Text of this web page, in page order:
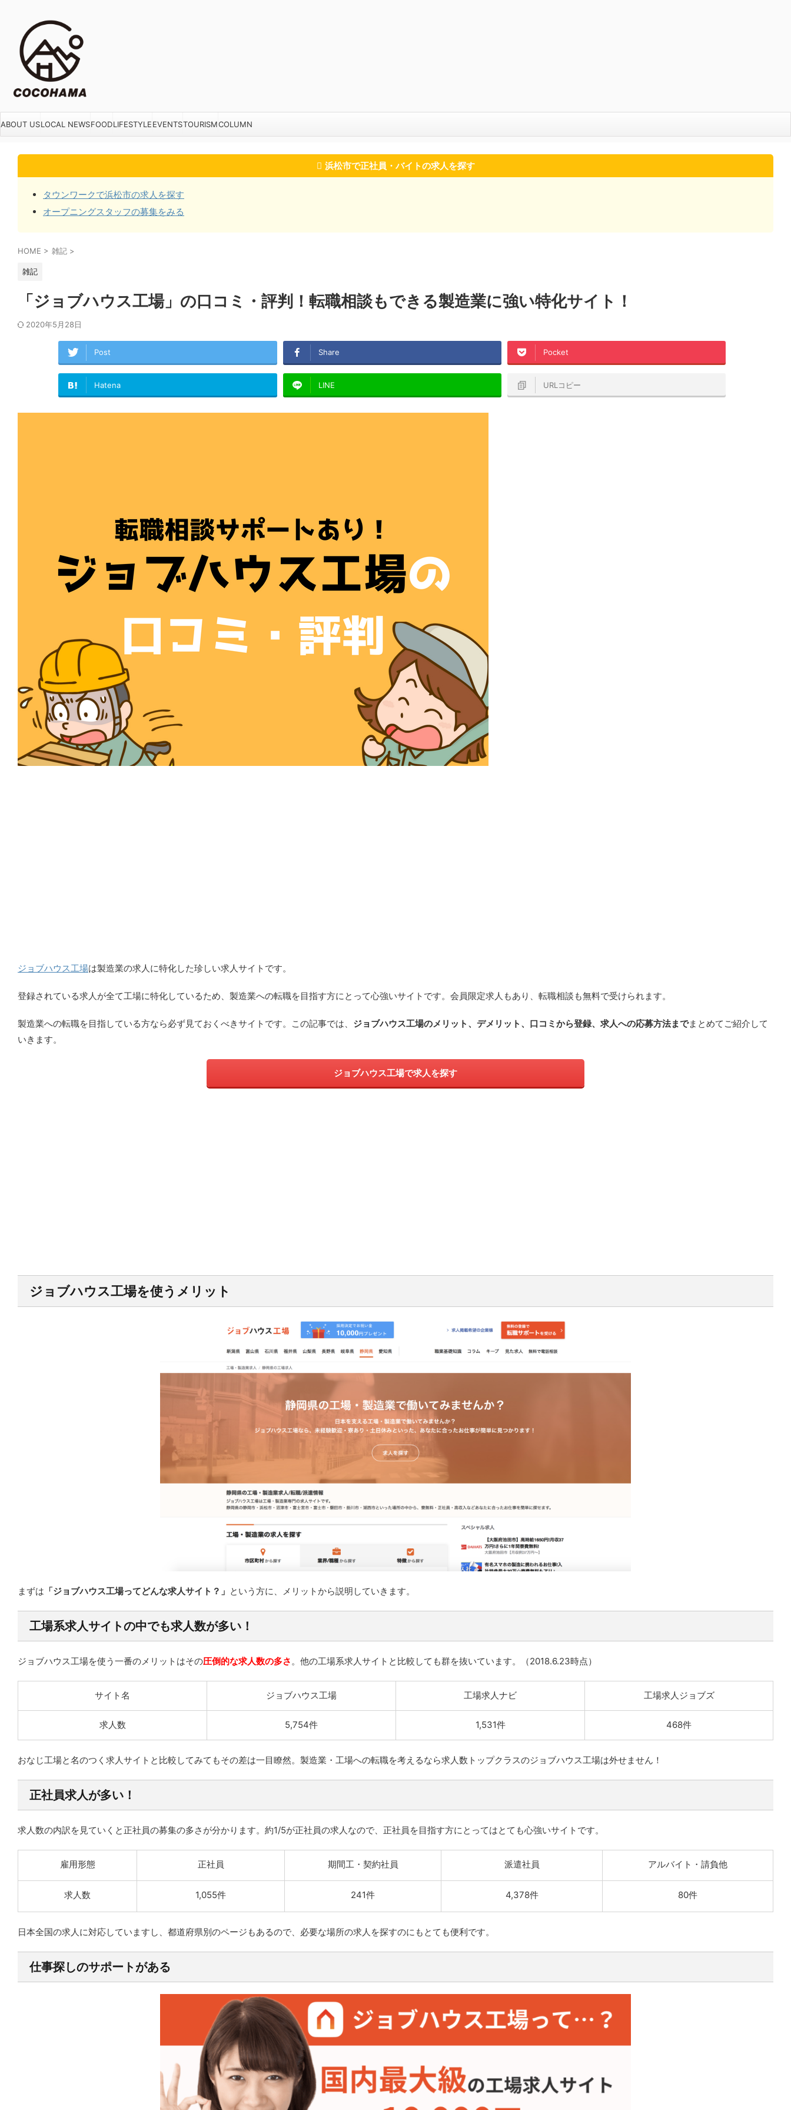
ABOUT USLOCAL NEWSFOODLIFESTYLEEVENTSTOURISMCOLUMN
浜松市で正社員・バイトの求人を探す
タウンワークで浜松市の求人を探す
オープニングスタッフの募集をみる
HOME > 雑記 >
雑記
「ジョブハウス工場」の口コミ・評判！転職相談もできる製造業に強い特化サイト！
2020年5月28日
Post Share Pocket
Hatena LINE URLコピー
ジョブハウス工場は製造業の求人に特化した珍しい求人サイトです。
登録されている求人が全て工場に特化しているため、製造業への転職を目指す方にとって心強いサイトです。会員限定求人もあり、転職相談も無料で受けられます。
製造業への転職を目指している方なら必ず見ておくべきサイトです。この記事では、 ジョブハウス工場のメリット、デメリット、口コミから登録、求人への応募方法までまとめてご紹介して
いきます。
ジョブハウス工場で求人を探す
ジョブハウス工場を使うメリット
まずは 「ジョブハウス工場ってどんな求人サイト？」 という方に、メリットから説明していきます。
工場系求人サイトの中でも求人数が多い！
ジョブハウス工場を使う一番のメリットはその圧倒的な求人数の多さ。他の工場系求人サイトと比較しても群を抜いています。（2018.6.23時点）
サイト名 ジョブハウス工場 工場求人ナビ 工場求人ジョブズ
求人数 5,754件 1,531件 468件
おなじ工場と名のつく求人サイトと比較してみてもその差は一目瞭然。製造業・工場への転職を考えるなら求人数トップクラスのジョブハウス工場は外せません！
正社員求人が多い！
求人数の内訳を見ていくと正社員の募集の多さが分かります。約1/5が正社員の求人なので、正社員を目指す方にとってはとても心強いサイトです。
雇用形態 正社員 期間工・契約社員 派遣社員 アルバイト・請負他
求人数 1,055件 241件 4,378件 80件
日本全国の求人に対応していますし、都道府県別のページもあるので、必要な場所の求人を探すのにもとても便利です。
仕事探しのサポートがある